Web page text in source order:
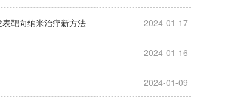
靶向纳米治疗新方法 2024-01-17
2024-01-16
2024-01-09